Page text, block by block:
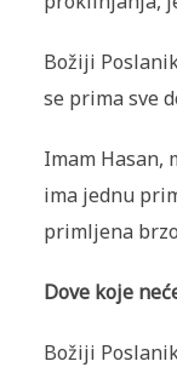
Božiji
se prima sve
Imam Hasan,
ima jednu
primljena
Dove koje
Božiji